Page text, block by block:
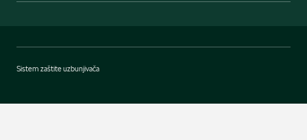
Sistem zaštite uzbunjivača